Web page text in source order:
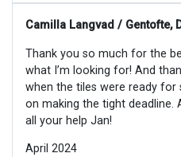
Camilla Langvad / Gentofte,
Thank you so much for the
what I’m looking for! And
when the tiles were ready
on making the tight
all your help Jan!
April 2024